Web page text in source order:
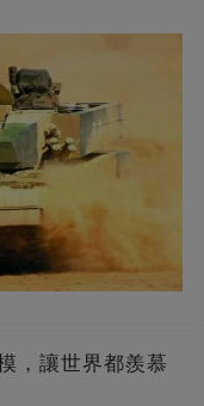
，讓世界都羨慕